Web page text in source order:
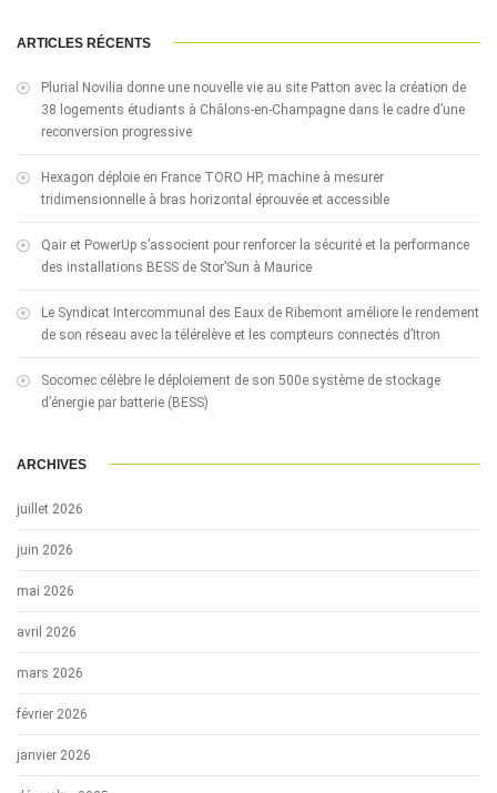
ARTICLES RÉCENTS
Plurial Novilia donne une nouvelle vie au site Patton avec la création de
38 logements étudiants à Châlons-en-Champagne dans le cadre d’une
reconversion progressive
Hexagon déploie en France TORO HP, machine à mesurer
tridimensionnelle à bras horizontal éprouvée et accessible
Qair et PowerUp s’associent pour renforcer la sécurité et la performance
des installations BESS de Stor’Sun à Maurice
Le Syndicat Intercommunal des Eaux de Ribemont améliore le rendement
de son réseau avec la télérelève et les compteurs connectés d’Itron
Socomec célèbre le déploiement de son 500e système de stockage
d’énergie par batterie (BESS)
ARCHIVES
juillet 2026
juin 2026
mai 2026
avril 2026
mars 2026
février 2026
janvier 2026